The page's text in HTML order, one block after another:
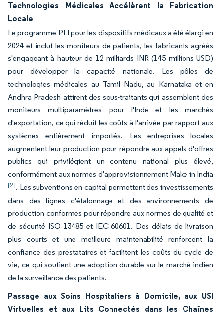
Technologies Médicales Accélèrent la Fabrication
Locale
Le programme PLI pour les dispositifs médicaux a été élargi en
2024 et inclut les moniteurs de patients, les fabricants agréés
s'engageant à hauteur de 12 milliards INR (145 millions USD)
pour développer la capacité nationale. Les pôles de
technologies médicales au Tamil Nadu, au Karnataka et en
Andhra Pradesh attirent des sous-traitants qui assemblent des
moniteurs multiparamètres pour l'Inde et les marchés
d'exportation, ce qui réduit les coûts à l'arrivée par rapport aux
systèmes entièrement importés. Les entreprises locales
augmentent leur production pour répondre aux appels d'offres
publics qui privilégient un contenu national plus élevé,
conformément aux normes d'approvisionnement Make in India
[2]. Les subventions en capital permettent des investissements
dans des lignes d'étalonnage et des environnements de
production conformes pour répondre aux normes de qualité et
de sécurité ISO 13485 et IEC 60601. Des délais de livraison
plus courts et une meilleure maintenabilité renforcent la
confiance des prestataires et facilitent les coûts du cycle de
vie, ce qui soutient une adoption durable sur le marché indien
de la surveillance des patients.
Passage aux Soins Hospitaliers à Domicile, aux USI
Virtuelles et aux Lits Connectés dans les Chaînes